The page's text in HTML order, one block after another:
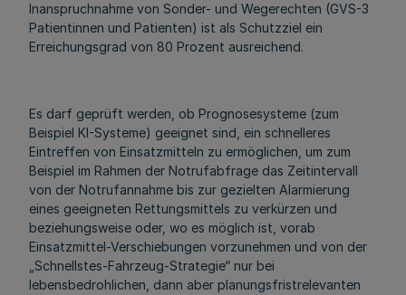
Inanspruchnahme von Sonder- und Wegerechten (GVS-3
Patientinnen und Patienten) ist als Schutzziel ein
Erreichungsgrad von 80 Prozent ausreichend.
Es darf geprüft werden, ob Prognosesysteme (zum
Beispiel KI-Systeme) geeignet sind, ein schnelleres
Eintreffen von Einsatzmitteln zu ermöglichen, um zum
Beispiel im Rahmen der Notrufabfrage das Zeitintervall
von der Notrufannahme bis zur gezielten Alarmierung
eines geeigneten Rettungsmittels zu verkürzen und
beziehungsweise oder, wo es möglich ist, vorab
Einsatzmittel-Verschiebungen vorzunehmen und von der
„Schnellstes-Fahrzeug-Strategie“ nur bei
lebensbedrohlichen, dann aber planungsfristrelevanten